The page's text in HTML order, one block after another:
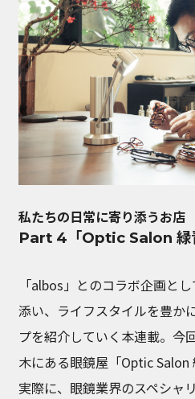
私たちの日常に寄り添うお店
Part 4「Optic Salon 緑
「albos」とのコラボ企画と
添い、ライフスタイルを豊か
プを紹介していく本連載。今
木にある眼鏡屋「Optic Salon
実際に、眼鏡業界のスペシャ